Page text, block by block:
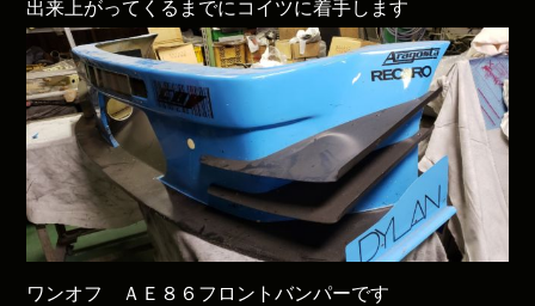
出来上がってくるまでにコイツに着手します
ワンオフ ＡＥ８６フロントバンパーです